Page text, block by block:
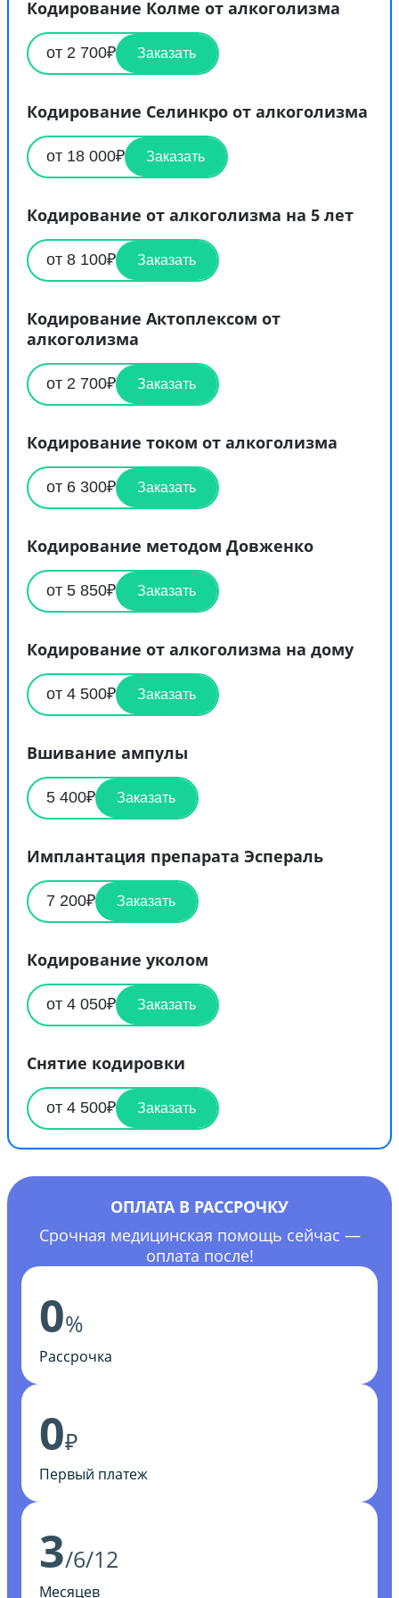
Кодирование Колме от алкоголизма
от 2 700₽ Заказать
Кодирование Селинкро от алкоголизма
от 18 000₽ Заказать
Кодирование от алкоголизма на 5 лет
от 8 100₽ Заказать
Кодирование Актоплексом от
алкоголизма
от 2 700₽ Заказать
Кодирование током от алкоголизма
от 6 300₽ Заказать
Кодирование методом Довженко
от 5 850₽ Заказать
Кодирование от алкоголизма на дому
от 4 500₽ Заказать
Вшивание ампулы
5 400₽ Заказать
Имплантация препарата Эспераль
7 200₽ Заказать
Кодирование уколом
от 4 050₽ Заказать
Снятие кодировки
от 4 500₽ Заказать
ОПЛАТА В РАССРОЧКУ
Срочная медицинская помощь сейчас —
оплата после!
0%
Рассрочка
0₽
Первый платеж
3/6/12
Месяцев